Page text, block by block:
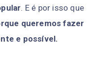
. E é por isso que
queremos fazer
e possível.